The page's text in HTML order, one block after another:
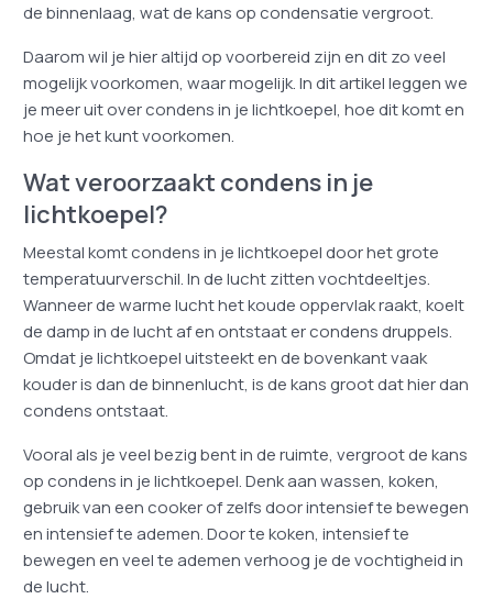
de binnenlaag, wat de kans op condensatie vergroot.
Daarom wil je hier altijd op voorbereid zijn en dit zo veel
mogelijk voorkomen, waar mogelijk. In dit artikel leggen we
je meer uit over condens in je lichtkoepel, hoe dit komt en
hoe je het kunt voorkomen.
Wat veroorzaakt condens in je
lichtkoepel?
Meestal komt condens in je lichtkoepel door het grote
temperatuurverschil. In de lucht zitten vochtdeeltjes.
Wanneer de warme lucht het koude oppervlak raakt, koelt
de damp in de lucht af en ontstaat er condens druppels.
Omdat je lichtkoepel uitsteekt en de bovenkant vaak
kouder is dan de binnenlucht, is de kans groot dat hier dan
condens ontstaat.
Vooral als je veel bezig bent in de ruimte, vergroot de kans
op condens in je lichtkoepel. Denk aan wassen, koken,
gebruik van een cooker of zelfs door intensief te bewegen
en intensief te ademen. Door te koken, intensief te
bewegen en veel te ademen verhoog je de vochtigheid in
de lucht.